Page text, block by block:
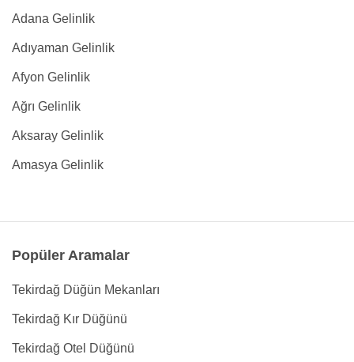
Adana Gelinlik
Adıyaman Gelinlik
Afyon Gelinlik
Ağrı Gelinlik
Aksaray Gelinlik
Amasya Gelinlik
Popüler Aramalar
Tekirdağ Düğün Mekanları
Tekirdağ Kır Düğünü
Tekirdağ Otel Düğünü